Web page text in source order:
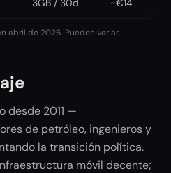
3GB / 30d ~€14
abril de 2026. Pueden variar.
desde 2011 —
de petróleo, ingenieros y
la transición política.
móvil decente;